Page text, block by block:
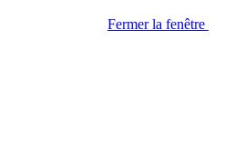
Fermer la fenêtre